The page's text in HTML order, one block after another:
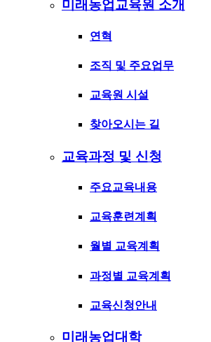
미래농업교육원 소개
연혁
조직 및 주요업무
교육원 시설
찾아오시는 길
교육과정 및 신청
주요교육내용
교육훈련계획
월별 교육계획
과정별 교육계획
교육신청안내
미래농업대학